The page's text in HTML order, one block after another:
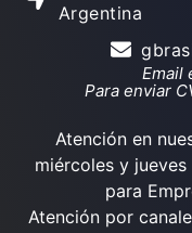
Argentina
Email
Para enviar
Atención en
miércoles y
para
Atención por